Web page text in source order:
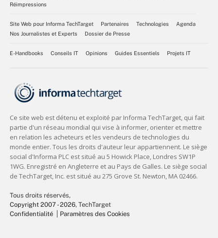
Réimpressions
Site Web pour Informa TechTarget Partenaires Technologies
Agenda
Nos Journalistes et Experts
Dossier de Presse
E-Handbooks Conseils IT Opinions Guides Essentiels Projets IT
Tous droits réservés,
Copyright 2007 - 2026, TechTarget
Confidentialité
Paramètres des Cookies